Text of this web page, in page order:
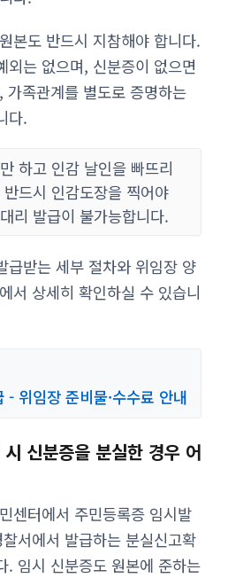
본도 반드시 지참해야 합니다.
외는 없으며, 신분증이 없으면
가족관계를 별도로 증명하는
다.
하고 인감 날인을 빠뜨리
드시 인감도장을 찍어야
리 발급이 불가능합니다.
급받는 세부 절차와 위임장 양
서 상세히 확인하실 수 있습니
- 위임장 준비물·수수료 안내
신분증을 분실한 경우 어
센터에서 주민등록증 임시발
서에서 발급하는 분실신고확
. 임시 신분증도 원본에 준하는